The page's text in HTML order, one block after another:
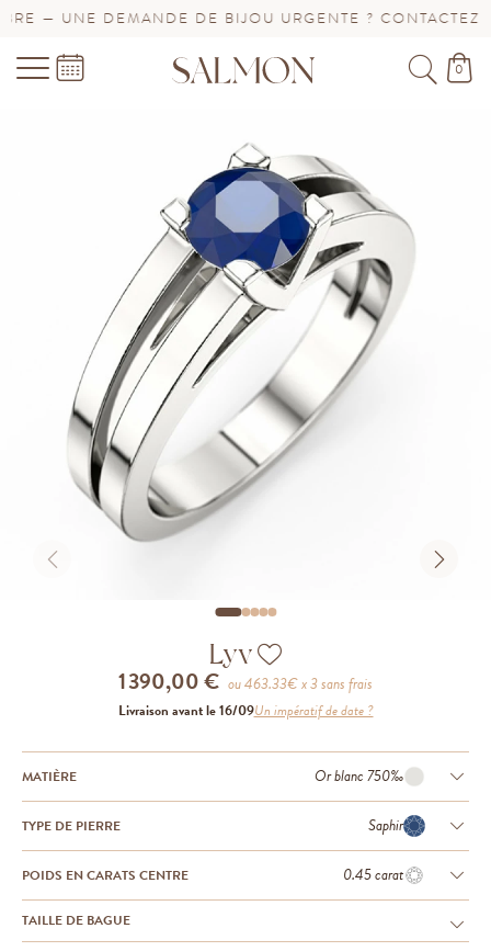
— UNE DEMANDE DE BIJOU URGENTE ? CONTACTEZ-
0
Lyv
1 390,00 € ou463.33€ x 3 sans frais
Livraison avant le 16/09Un impératif de date ?
MATIÈRE Or blanc 750‰
TYPE DE PIERRE Saphir
POIDS EN CARATS CENTRE 0.45 carat
TAILLE DE BAGUE